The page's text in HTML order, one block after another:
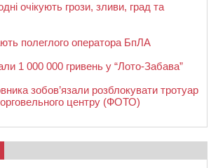
очікують грози, зливи, град та
полеглого оператора БпЛА
1 000 000 гривень у “Лото-Забава”
зобов’язали розблокувати тротуар
центру (ФОТО)